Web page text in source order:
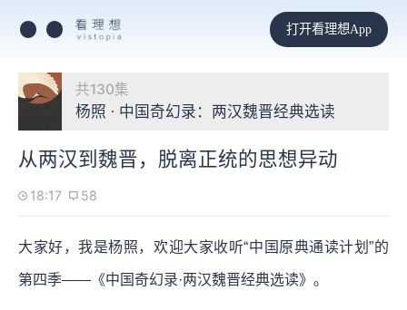
打开看理想App
共130集
杨照 · 中国奇幻录：两汉魏晋经典选读
从两汉到魏晋，脱离正统的思想异动
18:17 58
大家好，我是杨照，欢迎大家收听“中国原典通读计划”的
第四季——《中国奇幻录·两汉魏晋经典选读》。